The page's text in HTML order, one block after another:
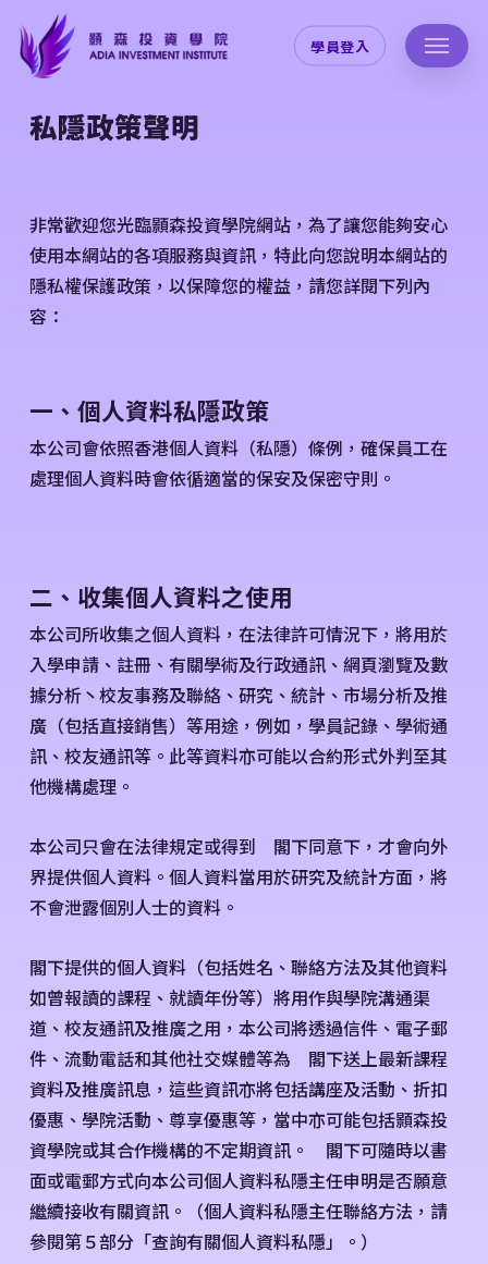
main
學員登入
私隱政策聲明
非常歡迎您光臨顥森投資學院網站，為了讓您能夠安心
使用本網站的各項服務與資訊，特此向您說明本網站的
隱私權保護政策，以保障您的權益，請您詳閱下列內
容：
一、個人資料私隱政策
本公司會依照香港個人資料（私隱）條例，確保員工在
處理個人資料時會依循適當的保安及保密守則。
二、收集個人資料之使用
本公司所收集之個人資料，在法律許可情況下，將用於
入學申請、註冊、有關學術及行政通訊、網頁瀏覽及數
據分析丶校友事務及聯絡、研究、統計、市場分析及推
廣（包括直接銷售）等用途，例如，學員記錄、學術通
訊、校友通訊等。此等資料亦可能以合約形式外判至其
他機構處理。
本公司只會在法律規定或得到 閣下同意下，才會向外
界提供個人資料。個人資料當用於研究及統計方面，將
不會泄露個別人士的資料。
閣下提供的個人資料（包括姓名、聯絡方法及其他資料
如曾報讀的課程、就讀年份等）將用作與學院溝通渠
道、校友通訊及推廣之用，本公司將透過信件、電子郵
件、流動電話和其他社交媒體等為 閣下送上最新課程
資料及推廣訊息，這些資訊亦將包括講座及活動、折扣
優惠、學院活動、尊享優惠等，當中亦可能包括顥森投
資學院或其合作機構的不定期資訊。 閣下可隨時以書
面或電郵方式向本公司個人資料私隱主任申明是否願意
繼續接收有關資訊。（個人資料私隱主任聯絡方法，請
參閱第５部分「查詢有關個人資料私隱」。）